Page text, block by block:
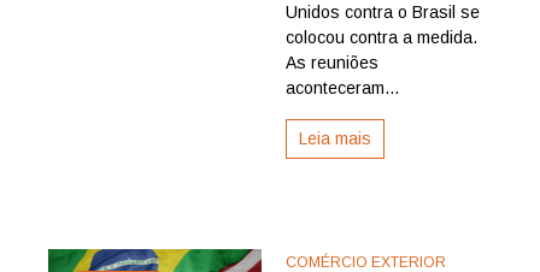
tarifar
Brasil
Unidos contra o Brasil se
colocou contra a medida.
As reuniões
aconteceram...
Leia mais
COMÉRCIO EXTERIOR